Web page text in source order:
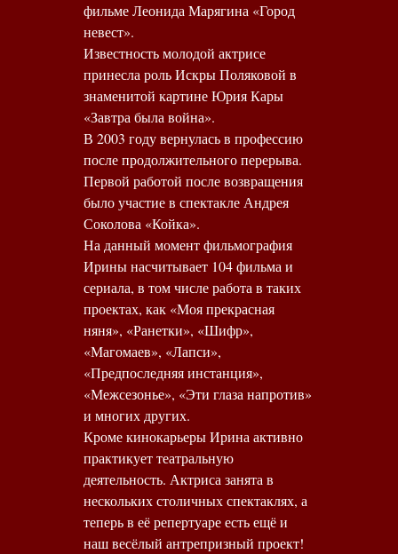
фильме Леонида Марягина «Город
невест».
Известность молодой актрисе
принесла роль Искры Поляковой в
знаменитой картине Юрия Кары
«Завтра была война».
В 2003 году вернулась в профессию
после продолжительного перерыва.
Первой работой после возвращения
было участие в спектакле Андрея
Соколова «Койка».
На данный момент фильмография
Ирины насчитывает 104 фильма и
сериала, в том числе работа в таких
проектах, как «Моя прекрасная
няня», «Ранетки», «Шифр»,
«Магомаев», «Лапси»,
«Предпоследняя инстанция»,
«Межсезонье», «Эти глаза напротив»
и многих других.
Кроме кинокарьеры Ирина активно
практикует театральную
деятельность. Актриса занята в
нескольких столичных спектаклях, а
теперь в её репертуаре есть ещё и
наш весёлый антрепризный проект!